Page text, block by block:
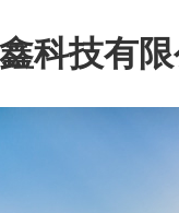
科技有